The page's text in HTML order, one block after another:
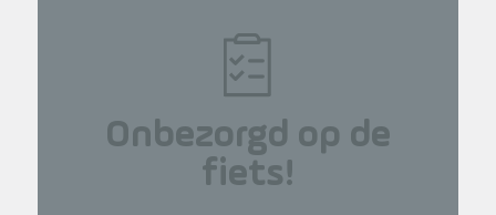
Onbezorgd op de
fiets!